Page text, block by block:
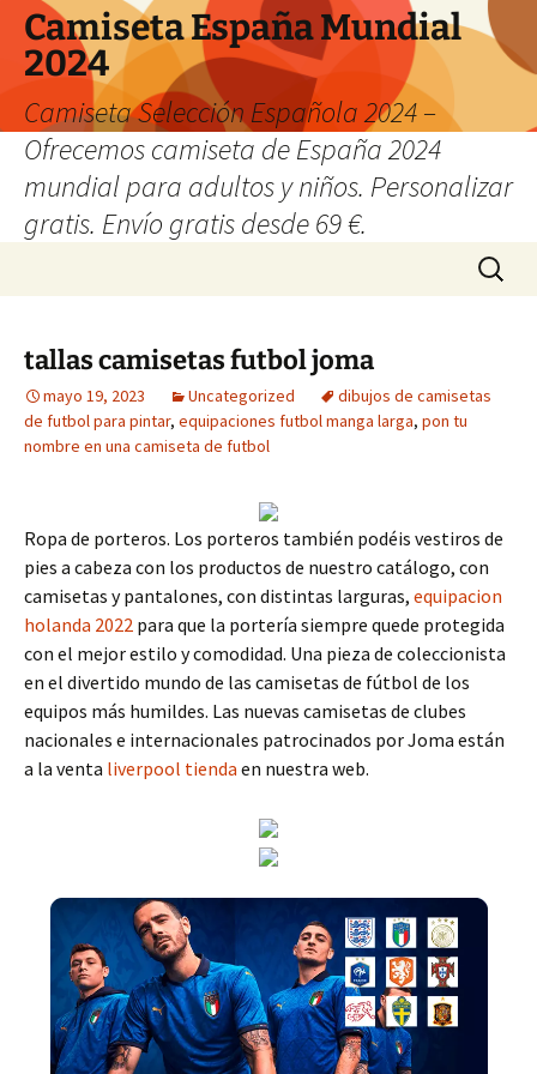
Camiseta España Mundial
2024
Camiseta Selección Española 2024 –
Ofrecemos camiseta de España 2024
mundial para adultos y niños. Personalizar
gratis. Envío gratis desde 69 €.
Buscar:
tallas camisetas futbol joma
mayo 19, 2023 Uncategorized
dibujos de camisetas
de futbol para pintar, equipaciones futbol manga larga, pon tu
nombre en una camiseta de futbol
Ropa de porteros. Los porteros también podéis vestiros de
pies a cabeza con los productos de nuestro catálogo, con
camisetas y pantalones, con distintas larguras, equipacion
holanda 2022 para que la portería siempre quede protegida
con el mejor estilo y comodidad. Una pieza de coleccionista
en el divertido mundo de las camisetas de fútbol de los
equipos más humildes. Las nuevas camisetas de clubes
nacionales e internacionales patrocinados por Joma están
a la venta liverpool tienda en nuestra web.